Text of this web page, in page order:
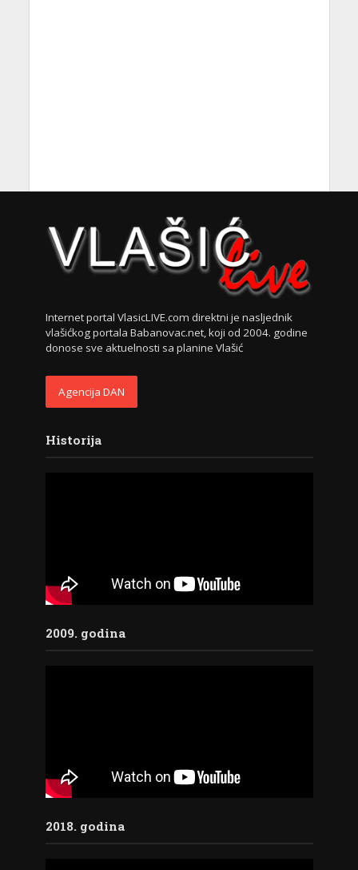
Internet portal VlasicLIVE.com direktni je nasljednik
vlašićkog portala Babanovac.net, koji od 2004. godine
donose sve aktuelnosti sa planine Vlašić
Agencija DAN
Historija
2009. godina
2018. godina